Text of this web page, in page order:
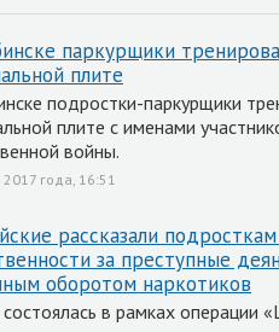
паркурщики
плите
подростки-паркурщики
плите с именами
войны.
года, 16:51
рассказали
за преступные
оборотом наркотиков
в рамках операции